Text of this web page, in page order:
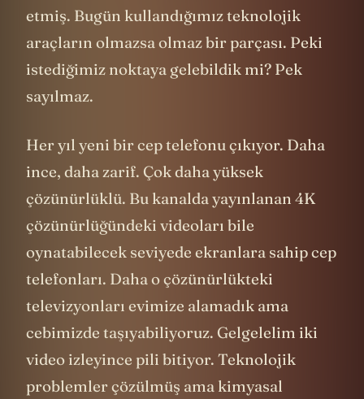
etmiş. Bugün kullandığımız teknolojik
araçların olmazsa olmaz bir parçası. Peki
istediğimiz noktaya gelebildik mi? Pek
sayılmaz.
Her yıl yeni bir cep telefonu çıkıyor. Daha
ince, daha zarif. Çok daha yüksek
çözünürlüklü. Bu kanalda yayınlanan 4K
çözünürlüğündeki videoları bile
oynatabilecek seviyede ekranlara sahip cep
telefonları. Daha o çözünürlükteki
televizyonları evimize alamadık ama
cebimizde taşıyabiliyoruz. Gelgelelim iki
video izleyince pili bitiyor. Teknolojik
problemler çözülmüş ama kimyasal